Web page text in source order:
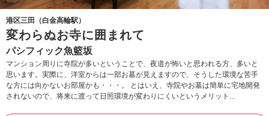
港区三田（白金高輪駅）
変わらぬお寺に囲まれて
パシフィック魚籃坂
マンション周りに寺院が多いということで、夜道が怖いと思われる方、多いと
思います。実際に、洋室からは一部お墓が見えますので、そうした環境な苦手
な方には向かないお部屋かも・・・。 とはいえ、寺院やお墓は簡単に宅地開発
されないので、将来に渡って日照環境が変わりにくいというメリット...